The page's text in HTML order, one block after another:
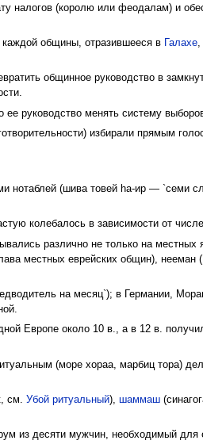
налогов (королю или феодалам) и
каждой общины, отразившееся в
Галахе,
общинное руководство в
руководство менять систему
избирали прямым
нотаблей (шива товей hа-ир — `семи
колебалось в зависимости от
различно не только на
местных еврейских общин),
на месяц`); в Германии,
Европе около 10 в., а в 12 в.
(море хораа, марбиц тора)
см.Убой ритуальный),шаммаш
из десяти мужчин, необходимый для